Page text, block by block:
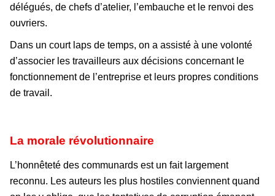
délégués, de chefs d’atelier, l’embauche et le renvoi des
ouvriers.
Dans un court laps de temps, on a assisté à une volonté
d’associer les travailleurs aux décisions concernant le
fonctionnement de l’entreprise et leurs propres conditions
de travail.
La morale révolutionnaire
L’honnêteté des communards est un fait largement
reconnu. Les auteurs les plus hostiles conviennent quand